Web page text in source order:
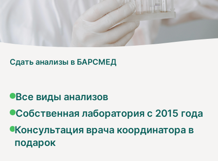
Сдать анализы в БАРСМЕД
Все виды анализов
Собственная лаборатория с 2015 года
Консультация врача координатора в
подарок